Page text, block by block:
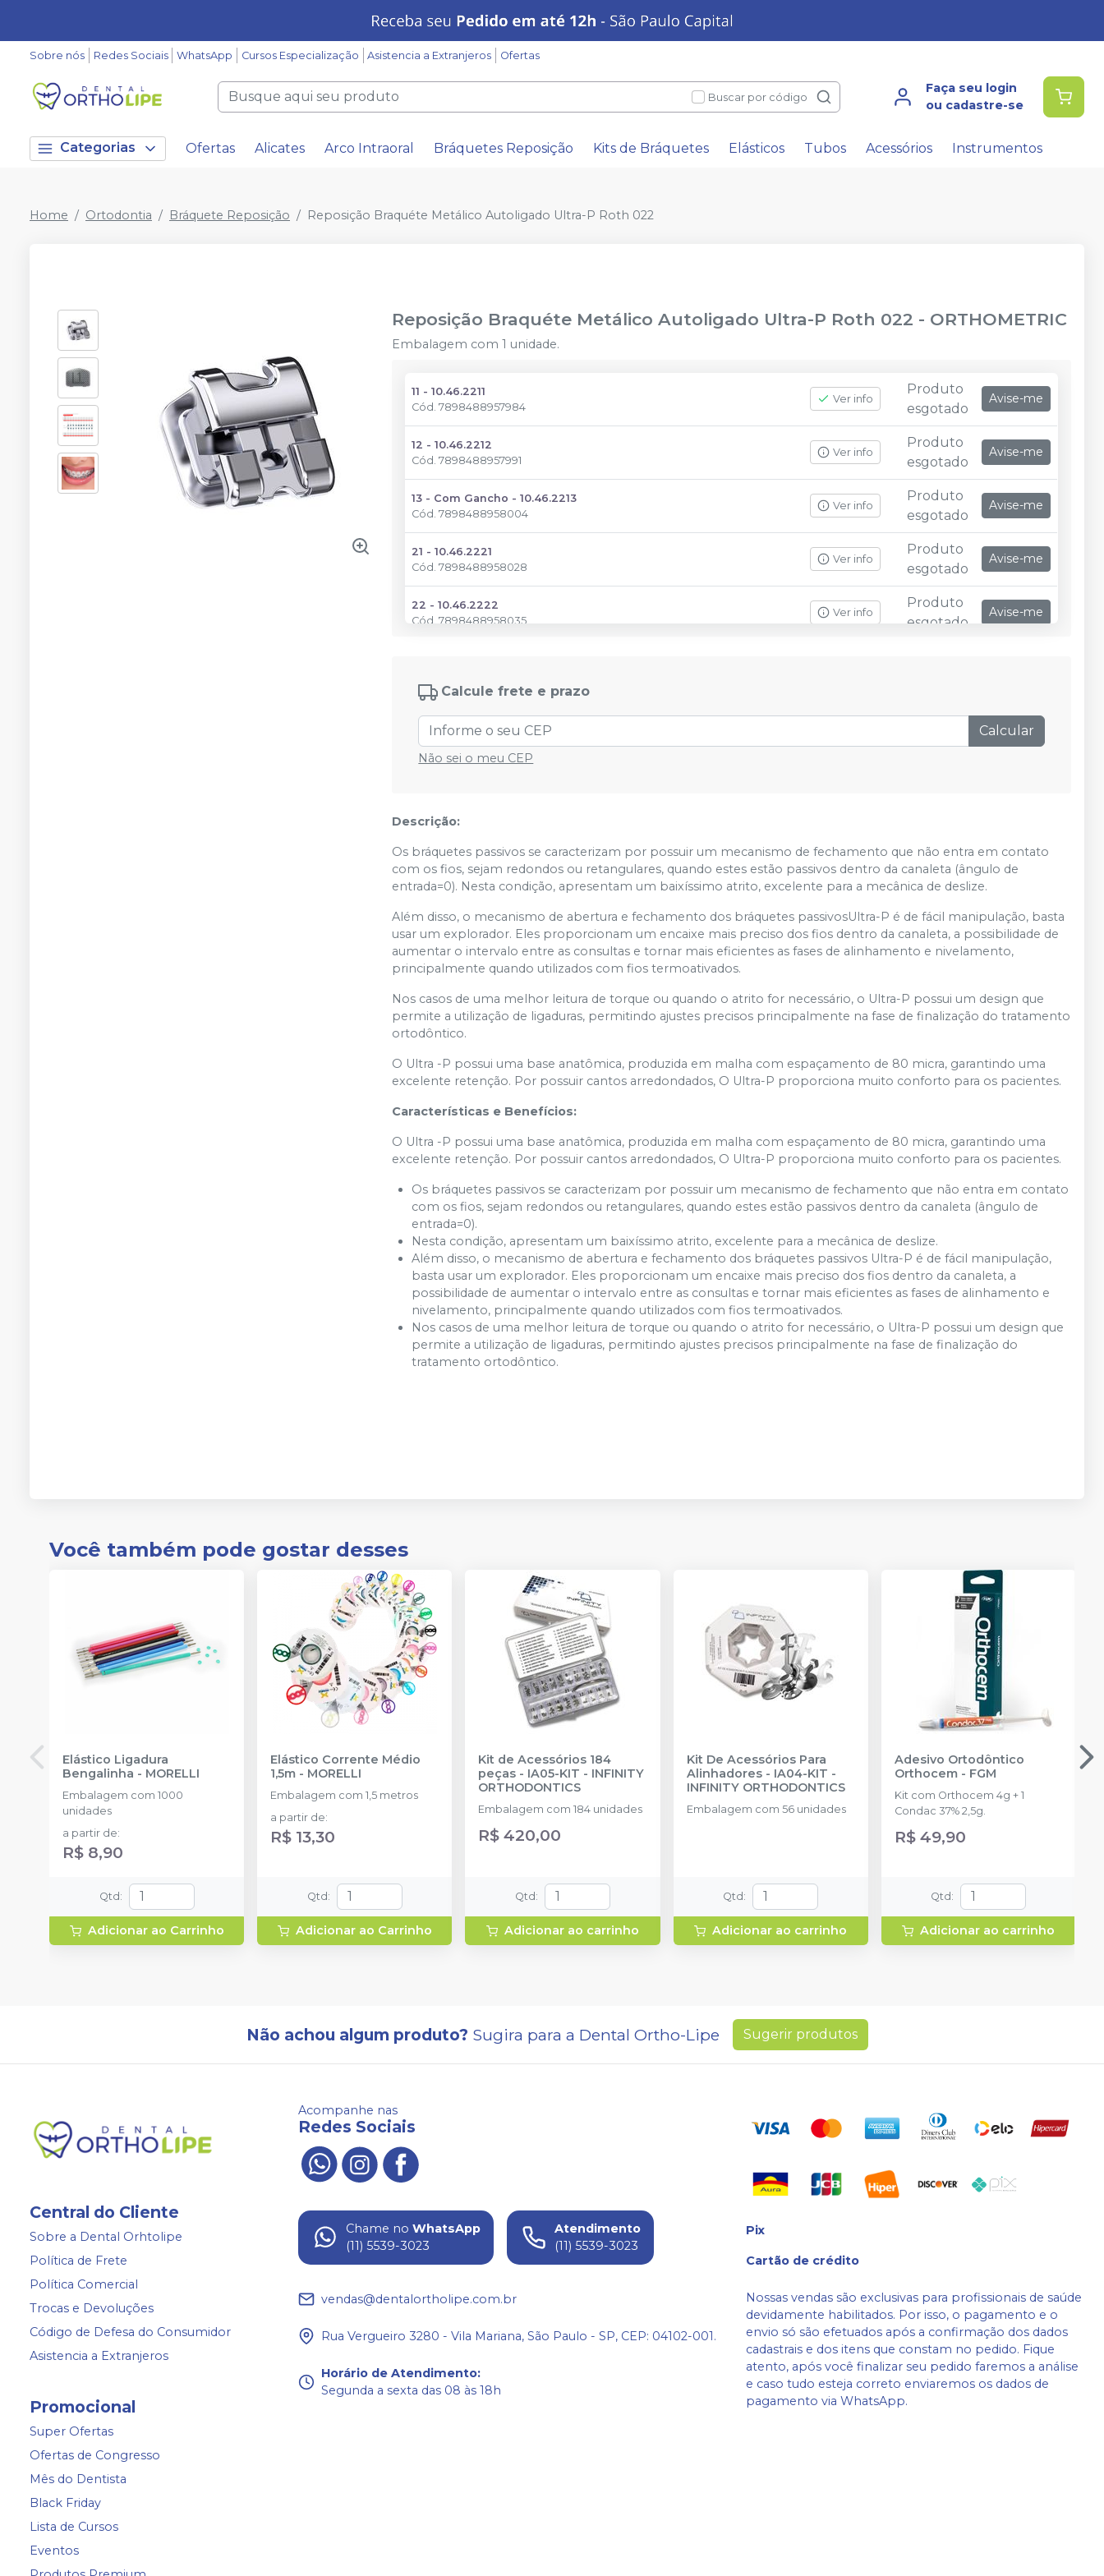
Sobre nós Redes Sociais WhatsApp Cursos Especialização Asistencia a Extranjeros Ofertas
Buscar por código
Faça seu login
ou cadastre-se
Categorias Ofertas Alicates Arco Intraoral Bráquetes Reposição Kits de Bráquetes Elásticos Tubos Acessórios Instrumentos
Home Ortodontia Bráquete Reposição Reposição Braquéte Metálico Autoligado Ultra-P Roth 022
Reposição Braquéte Metálico Autoligado Ultra-P Roth 022 - ORTHOMETRIC
Embalagem com 1 unidade.
11 - 10.46.2211
Cód.7898488957984
Ver info
Produto
esgotado
Avise-me
12 - 10.46.2212
Cód.7898488957991
Ver info
Produto
esgotado
Avise-me
13 - Com Gancho - 10.46.2213
Cód.7898488958004
Ver info
Produto
esgotado
Avise-me
21 - 10.46.2221
Cód.7898488958028
Ver info
Produto
esgotado
Avise-me
22 - 10.46.2222
Cód.7898488958035
Ver info
Produto
esgotado
Avise-me
Cód.7898488958066
Ver info Avise-me
33 - Com Gancho - 10.46.2233
43 - Com Gancho - 10.46.2243
Calcule frete e prazo
Calcular
Não sei o meu CEP
Descrição:
Os bráquetes passivos se caracterizam por possuir um mecanismo de fechamento que não entra em contato
com os fios, sejam redondos ou retangulares, quando estes estão passivos dentro da canaleta (ângulo de
entrada=0). Nesta condição, apresentam um baixíssimo atrito, excelente para a mecânica de deslize.
Além disso, o mecanismo de abertura e fechamento dos bráquetes passivosUltra-P é de fácil manipulação, basta
usar um explorador. Eles proporcionam um encaixe mais preciso dos fios dentro da canaleta, a possibilidade de
aumentar o intervalo entre as consultas e tornar mais eficientes as fases de alinhamento e nivelamento,
principalmente quando utilizados com fios termoativados.
Nos casos de uma melhor leitura de torque ou quando o atrito for necessário, o Ultra-P possui um design que
permite a utilização de ligaduras, permitindo ajustes precisos principalmente na fase de finalização do tratamento
ortodôntico.
O Ultra -P possui uma base anatômica, produzida em malha com espaçamento de 80 micra, garantindo uma
excelente retenção. Por possuir cantos arredondados, O Ultra-P proporciona muito conforto para os pacientes.
Características e Benefícios:
O Ultra -P possui uma base anatômica, produzida em malha com espaçamento de 80 micra, garantindo uma
excelente retenção. Por possuir cantos arredondados, O Ultra-P proporciona muito conforto para os pacientes.
Os bráquetes passivos se caracterizam por possuir um mecanismo de fechamento que não entra em contato
com os fios, sejam redondos ou retangulares, quando estes estão passivos dentro da canaleta (ângulo de
entrada=0).
Nesta condição, apresentam um baixíssimo atrito, excelente para a mecânica de deslize.
Além disso, o mecanismo de abertura e fechamento dos bráquetes passivos Ultra-P é de fácil manipulação,
basta usar um explorador. Eles proporcionam um encaixe mais preciso dos fios dentro da canaleta, a
possibilidade de aumentar o intervalo entre as consultas e tornar mais eficientes as fases de alinhamento e
nivelamento, principalmente quando utilizados com fios termoativados.
Nos casos de uma melhor leitura de torque ou quando o atrito for necessário, o Ultra-P possui um design que
permite a utilização de ligaduras, permitindo ajustes precisos principalmente na fase de finalização do
tratamento ortodôntico.
Você também pode gostar desses
Elástico Ligadura
Bengalinha - MORELLI
Embalagem com 1000
unidades
a partir de:
R$ 8,90
Qtd :
Adicionar ao Carrinho
Elástico Corrente Médio
1,5m - MORELLI
Embalagem com 1,5 metros
a partir de:
R$ 13,30
Qtd :
Adicionar ao Carrinho
Kit de Acessórios 184
peças - IA05-KIT - INFINITY
ORTHODONTICS
Embalagem com 184 unidades
R$ 420,00
Qtd :
Adicionar ao carrinho
Kit De Acessórios Para
Alinhadores - IA04-KIT -
INFINITY ORTHODONTICS
Embalagem com 56 unidades
Qtd :
Adicionar ao carrinho
Adesivo Ortodôntico
Orthocem- FGM
Kit com Orthocem 4g + 1
Condac 37% 2,5g.
R$ 49,90
Qtd :
Adicionar ao carrinho
Não achou algum produto? Sugira para a Dental Ortho-Lipe Sugerir produtos
Central do Cliente
Sobre a Dental Orhtolipe
Política de Frete
Política Comercial
Trocas e Devoluções
Código de Defesa do Consumidor
Asistencia a Extranjeros
Promocional
Super Ofertas
Ofertas de Congresso
Mês do Dentista
Black Friday
Lista de Cursos
Eventos
Acompanhe nas
Redes Sociais
Chame no WhatsApp
(11) 5539-3023
Atendimento
(11) 5539-3023
vendas@dentalortholipe.com.br
Rua Vergueiro 3280 - Vila Mariana, São Paulo - SP, CEP: 04102-001.
Horário de Atendimento:
Segunda a sexta das 08 às 18h
Pix
Cartão de crédito
Nossas vendas são exclusivas para profissionais de saúde
devidamente habilitados. Por isso, o pagamento e o
envio só são efetuados após a confirmação dos dados
cadastrais e dos itens que constam no pedido. Fique
atento, após você finalizar seu pedido faremos a análise
e caso tudo esteja correto enviaremos os dados de
pagamento via WhatsApp.